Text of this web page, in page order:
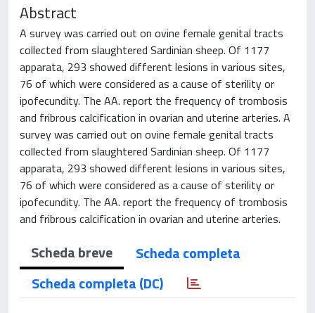
Abstract
A survey was carried out on ovine female genital tracts
collected from slaughtered Sardinian sheep. Of 1177
apparata, 293 showed different lesions in various sites,
76 of which were considered as a cause of sterility or
ipofecundity. The AA. report the frequency of trombosis
and fribrous calcification in ovarian and uterine arteries. A
survey was carried out on ovine female genital tracts
collected from slaughtered Sardinian sheep. Of 1177
apparata, 293 showed different lesions in various sites,
76 of which were considered as a cause of sterility or
ipofecundity. The AA. report the frequency of trombosis
and fribrous calcification in ovarian and uterine arteries.
Scheda breve
Scheda completa
Scheda completa (DC)